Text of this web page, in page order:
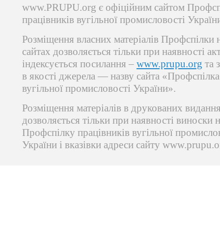
www.PRUPU.org є офіційним сайтом
працівників вугільної промисловості
Розміщення власних матеріалів Профспілки
сайтах дозволяється тільки при наявності
індексується посилання – www.prupu.org та
в якості джерела — назву сайта «Профспілка
вугільної промисловості України».
Розміщення матеріалів в друкованих
дозволяється тільки при наявності виноски
Профспілку працівників вугільної
України і вказівки адреси сайту